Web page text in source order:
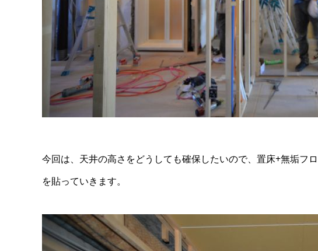
今回は、天井の高さをどうしても確保したいので、置床+無垢フ
を貼っていきます。